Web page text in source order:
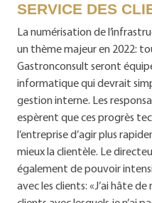
SERVICE DES
La numérisation de
un thème majeur en 2022:
Gastronconsult seront
informatique qui devrait
gestion interne. Les
espèrent que ces progrès
l’entreprise d’agir plus
mieux la clientèle. Le
également de pouvoir
avec les clients: «J’ai hâte